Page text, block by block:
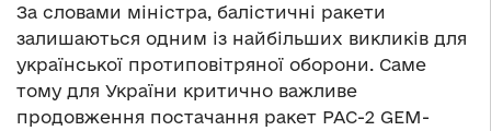
За словами міністра, балістичні ракети
залишаються одним із найбільших викликів для
української протиповітряної оборони. Саме
тому для України критично важливе
продовження постачання ракет PAC-2 GEM-